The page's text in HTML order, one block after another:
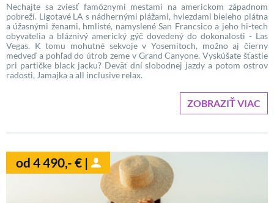
Nechajte sa zviesť famóznymi mestami na americkom západnom
pobreží. Ligotavé LA s nádhernými plážami, hviezdami bieleho plátna
a úžasnými ženami, hmlisté, namyslené San Francsico a jeho hi-tech
obyvatelia a bláznivý americký gýč dovedený do dokonalosti - Las
Vegas. K tomu mohutné sekvoje v Yosemitoch, možno aj čierny
medveď a pohľad do útrob zeme v Grand Canyone. Vyskúšate šťastie
pri partičke black jacku? Deväť dní slobodnej jazdy a potom ostrov
radosti, Jamajka a all inclusive relax.
ZOBRAZIŤ VIAC
od 4 490,- € |